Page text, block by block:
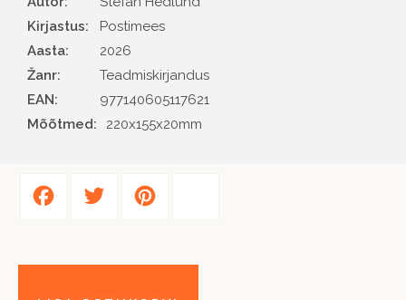
Kirjastus
Postimees
Aasta
2026
Žanr
Teadmiskirjandus
EAN
977140605117621
Mõõtmed:
220x155x20mm